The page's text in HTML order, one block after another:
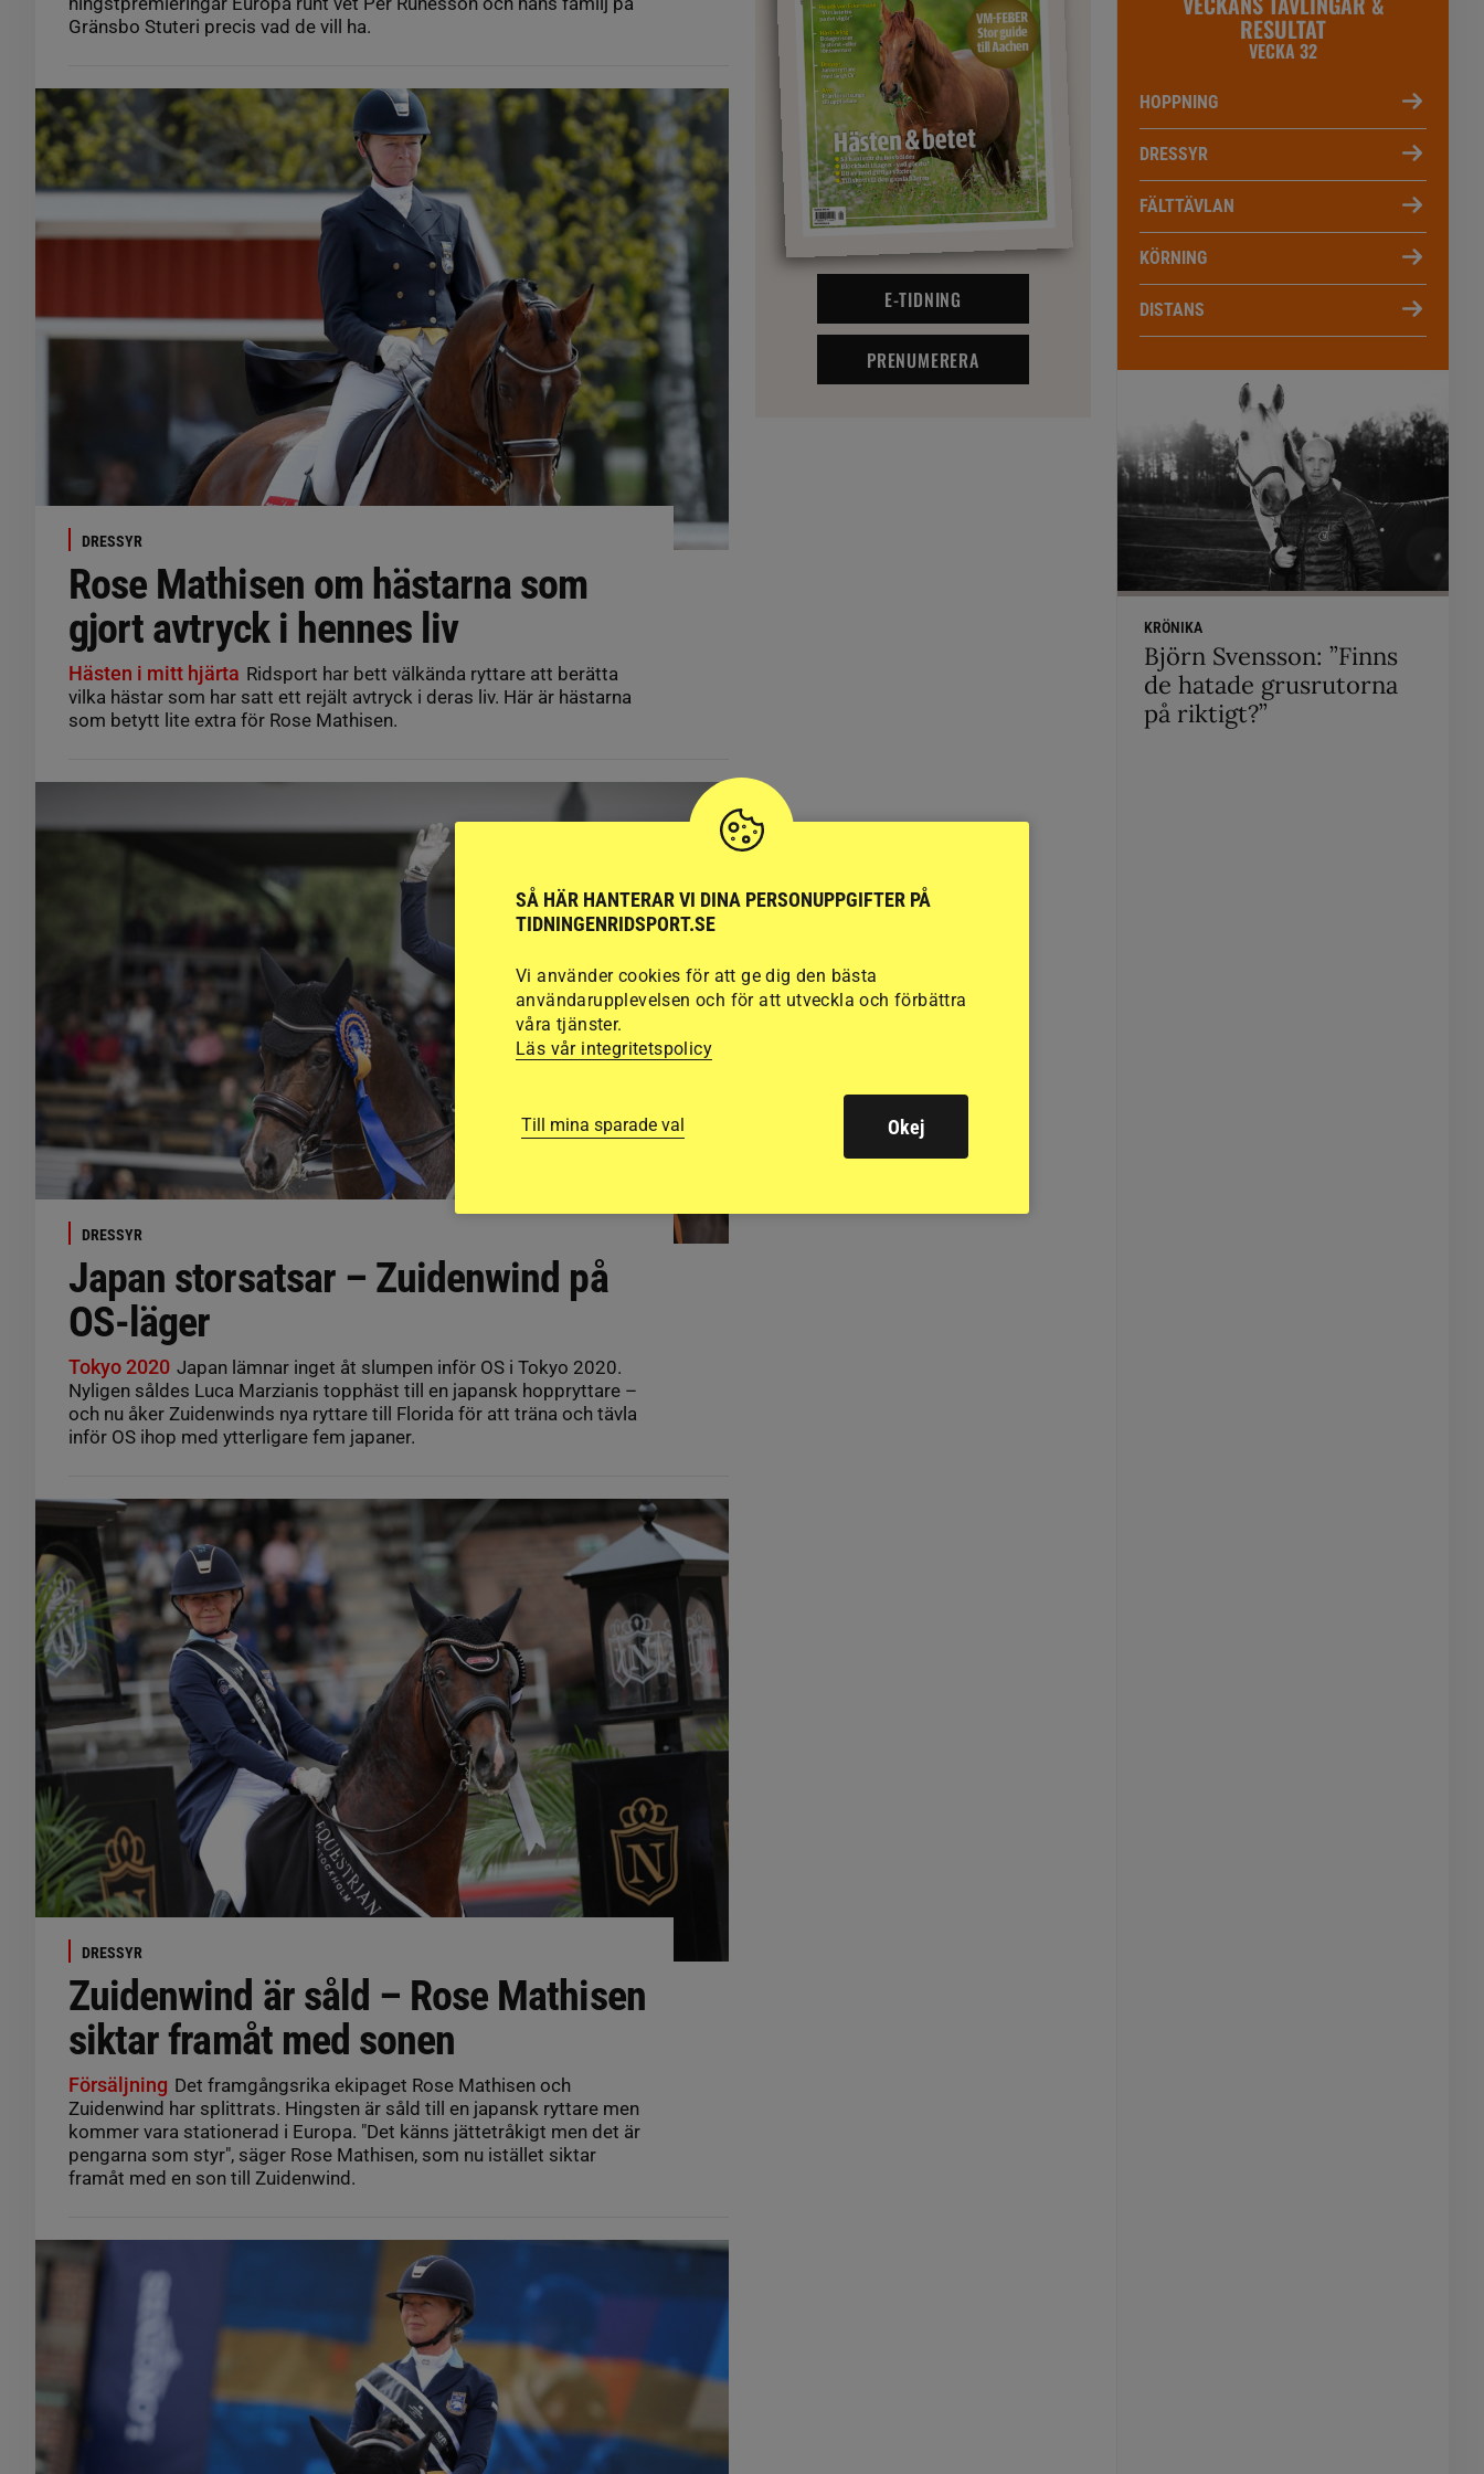
Gränsbo Stuteri precis vad de vill ha.
DRESSYR
Rose Mathisen om hästarna som
gjort avtryck i hennes liv
Hästen i mitt hjärta Ridsport har bett välkända ryttare att berätta
vilka hästar som har satt ett rejält avtryck i deras liv. Här är hästarna
som betytt lite extra för Rose Mathisen.
DRESSYR
Japan storsatsar – Zuidenwind på
OS-läger
Tokyo 2020 Japan lämnar inget åt slumpen inför OS i Tokyo 2020.
Nyligen såldes Luca Marzianis topphäst till en japansk hoppryttare –
och nu åker Zuidenwinds nya ryttare till Florida för att träna och tävla
inför OS ihop med ytterligare fem japaner.
DRESSYR
Zuidenwind är såld – Rose Mathisen
siktar framåt med sonen
Försäljning Det framgångsrika ekipaget Rose Mathisen och
Zuidenwind har splittrats. Hingsten är såld till en japansk ryttare men
kommer vara stationerad i Europa. "Det känns jättetråkigt men det är
pengarna som styr", säger Rose Mathisen, som nu istället siktar
framåt med en son till Zuidenwind.
E-TIDNING
PRENUMERERA
RESULTAT
VECKA 32
HOPPNING
DRESSYR
FÄLTTÄVLAN
KÖRNING
DISTANS
KRÖNIKA
Björn Svensson: ”Finns
de hatade grusrutorna
på riktigt?”
SÅ HÄR HANTERAR VI DINA PERSONUPPGIFTER PÅ
TIDNINGENRIDSPORT.SE
Vi använder cookies för att ge dig den bästa
användarupplevelsen och för att utveckla och förbättra
våra tjänster.
Läs vår integritetspolicy
Till mina sparade val Okej